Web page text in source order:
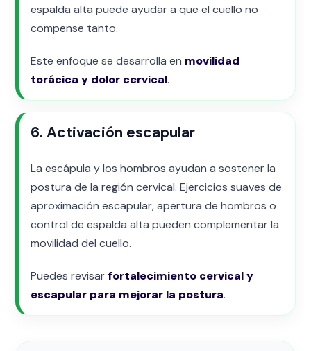
espalda alta puede ayudar a que el cuello no
compense tanto.
Este enfoque se desarrolla en movilidad
torácica y dolor cervical.
6. Activación escapular
La escápula y los hombros ayudan a sostener la
postura de la región cervical. Ejercicios suaves de
aproximación escapular, apertura de hombros o
control de espalda alta pueden complementar la
movilidad del cuello.
Puedes revisarfortalecimiento cervical y
escapular para mejorar la postura.